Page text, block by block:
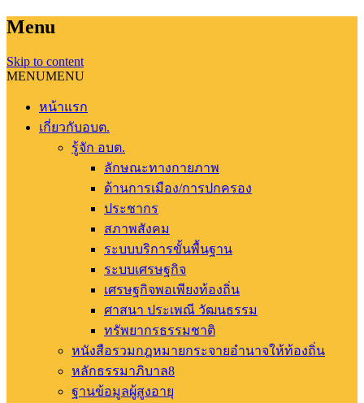
Menu
Skip to content
MENUMENU
หน้าแรก
เกี่ยวกับอบต.
รู้จัก อบต.
ลักษณะทางกายภาพ
ด้านการเมือง/การปกครอง
ประชากร
สภาพสังคม
ระบบบริการขั้นพื้นฐาน
ระบบเศรษฐกิจ
เศรษฐกิจพอเพียงท้องถิ่น
ศาสนา ประเพณี วัฒนธรรม
ทรัพยากรธรรมชาติ
หนังสือรวมกฎหมายกระจายอำนาจให้ท้องถิ่น
หลักธรรมาภิบาล8
ฐานข้อมูลผู้สูงอายุ